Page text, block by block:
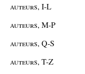
auteurs, I-L
auteurs, M-P
auteurs, Q-S
auteurs, T-Z